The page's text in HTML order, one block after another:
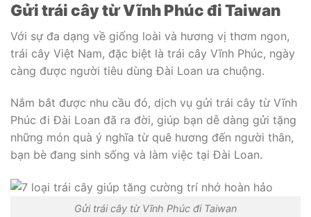
Gửi trái cây từ Vĩnh Phúc đi Taiwan
Với sự đa dạng về giống loài và hương vị thơm ngon,
trái cây Việt Nam, đặc biệt là trái cây Vĩnh Phúc, ngày
càng được người tiêu dùng Đài Loan ưa chuộng.
Nắm bắt được nhu cầu đó, dịch vụ gửi trái cây từ Vĩnh
Phúc đi Đài Loan đã ra đời, giúp bạn dễ dàng gửi tặng
những món quà ý nghĩa từ quê hương đến người thân,
bạn bè đang sinh sống và làm việc tại Đài Loan.
Gửi trái cây từ Vĩnh Phúc đi Taiwan